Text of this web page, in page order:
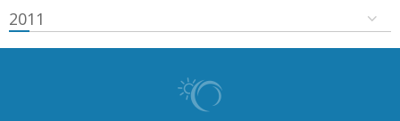
2011